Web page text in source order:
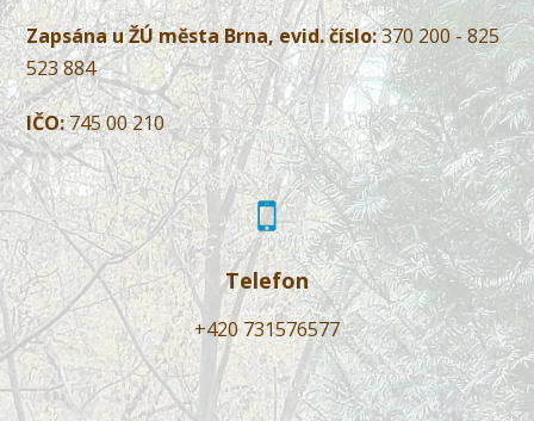
Zapsána u ŽÚ města Brna, evid. číslo:370 200 - 825
523 884
IČO:745 00 210
Telefon
+420 731576577